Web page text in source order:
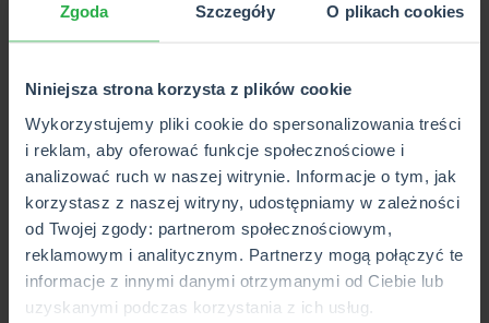
Zgoda Szczegóły O plikach cookies
Niniejsza strona korzysta z plików cookie
Wykorzystujemy pliki cookie do spersonalizowania treści
i reklam, aby oferować funkcje społecznościowe i
analizować ruch w naszej witrynie. Informacje o tym, jak
korzystasz z naszej witryny, udostępniamy w zależności
od Twojej zgody: partnerom społecznościowym,
reklamowym i analitycznym. Partnerzy mogą połączyć te
informacje z innymi danymi otrzymanymi od Ciebie lub
uzyskanymi podczas korzystania z ich usług.
Punkt Partnerski CUK Ubezpieczenia
i kupisz wybrane produkty z pełnej oferty CUK.
Wkrótce otwarcie
Placówka lub Punkt Partnerski CUK Ubezpieczenia,
który wkrótce będzie otwarty.